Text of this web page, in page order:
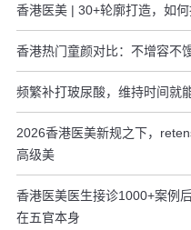
香港医美 | 30+轮廓打造，如何
香港热门童颜对比：不增容不
频繁补打玻尿酸，维持时间就
2026香港医美新规之下，
高级美
香港医美医生接诊1000+案例
在五官本身